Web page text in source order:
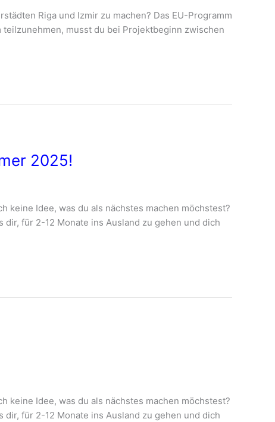
Riga und Izmir zu machen? Das EU-Programm
musst du bei Projektbeginn zwischen
2025!
keine Idee, was du als nächstes machen möchstest?
für 2-12 Monate ins Ausland zu gehen und dich
keine Idee, was du als nächstes machen möchstest?
für 2-12 Monate ins Ausland zu gehen und dich